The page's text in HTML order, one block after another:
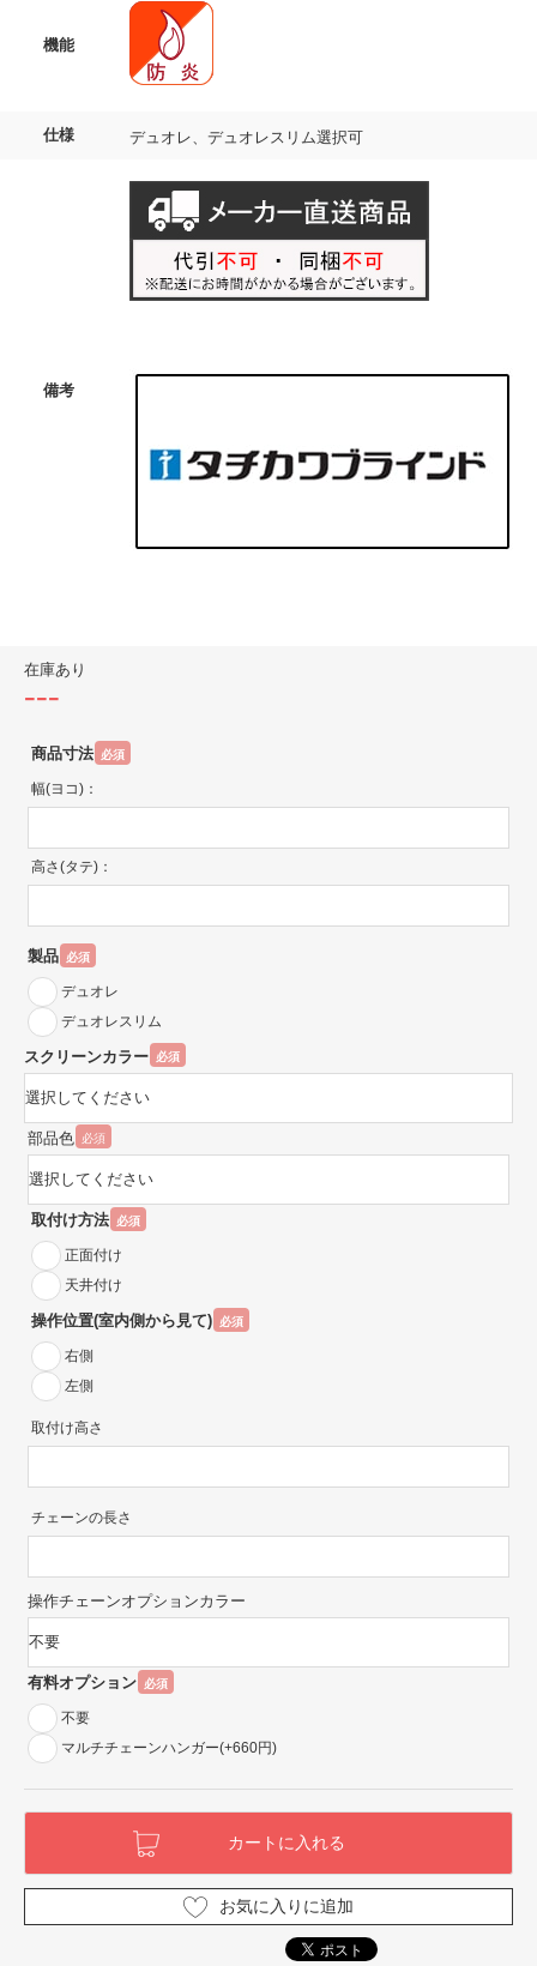
機能
仕様 デュオレ、デュオレスリム選択可
備考
在庫あり
---
商品寸法 必須
幅(ヨコ)：
高さ(タテ)：
製品 必須
デュオレ
デュオレスリム
スクリーンカラー 必須
部品色 必須
取付け方法 必須
正面付け
天井付け
操作位置(室内側から見て) 必須
右側
左側
取付け高さ
チェーンの長さ
操作チェーンオプションカラー
有料オプション 必須
不要
マルチチェーンハンガー(+660円)
お気に入りに追加